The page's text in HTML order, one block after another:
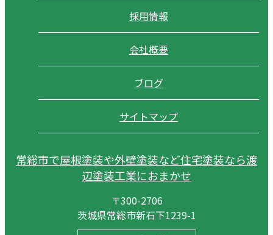
採用情報
会社概要
ブログ
サイトマップ
常総市で屋根塗装や外壁塗装など住宅塗装なら渡
辺塗装工業におまかせ
〒300-2706
茨城県常総市新石下1239-1